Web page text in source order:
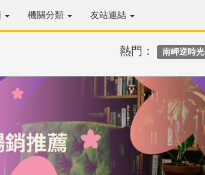
機關分類 友站連結
熱門： 南岬逆時光